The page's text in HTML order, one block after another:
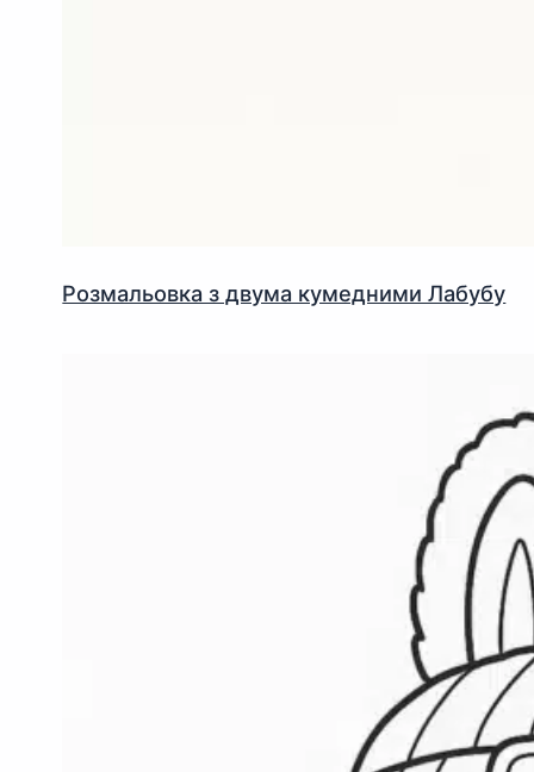
Розмальовка з двума кумедними Лабубу